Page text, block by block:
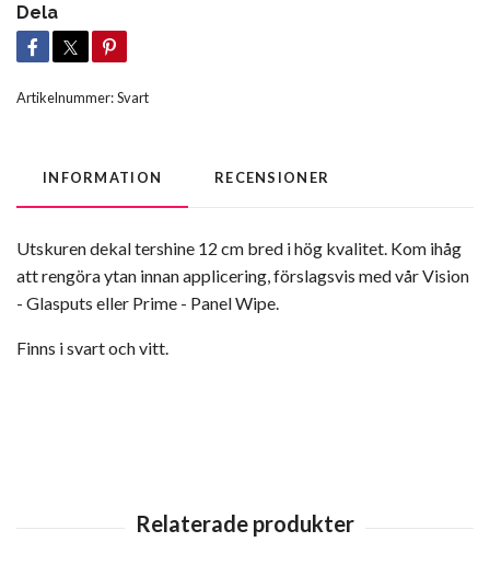
Dela
Artikelnummer:Svart
INFORMATION RECENSIONER
Utskuren dekal tershine 12 cm bred i hög kvalitet. Kom ihåg
att rengöra ytan innan applicering, förslagsvis med vår Vision
- Glasputs eller Prime - Panel Wipe.
Finns i svart och vitt.